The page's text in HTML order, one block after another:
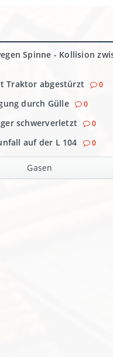
Spinne - Kollision
Traktor abgestürzt 0
durch Gülle 0
schwerverletzt 0
auf der L 104 0
Gasen